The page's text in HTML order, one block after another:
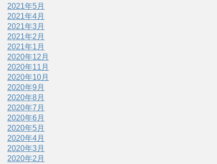
2021年5月
2021年4月
2021年3月
2021年2月
2021年1月
2020年12月
2020年11月
2020年10月
2020年9月
2020年8月
2020年7月
2020年6月
2020年5月
2020年4月
2020年3月
2020年2月